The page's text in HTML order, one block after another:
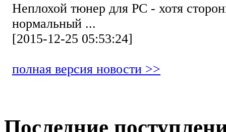
Неплохой тюнер для РС - хотя
нормальный ...
[2015-12-25 05:53:24]
полная версия новости >>